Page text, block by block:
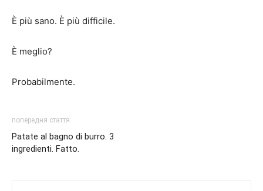
È più sano. È più difficile.
È meglio?
Probabilmente.
попередня стаття
Patate al bagno di burro. 3
ingredienti. Fatto.